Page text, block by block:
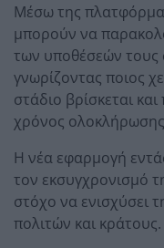
Μέσω της
μπορούν να
των υποθέσεών τους
γνωρίζοντας ποιος
στάδιο βρίσκεται
χρόνος
Η νέα εφαρμογή
τον εκσυγχρονισμό
στόχο να ενισχύσει
πολιτών και κράτους.